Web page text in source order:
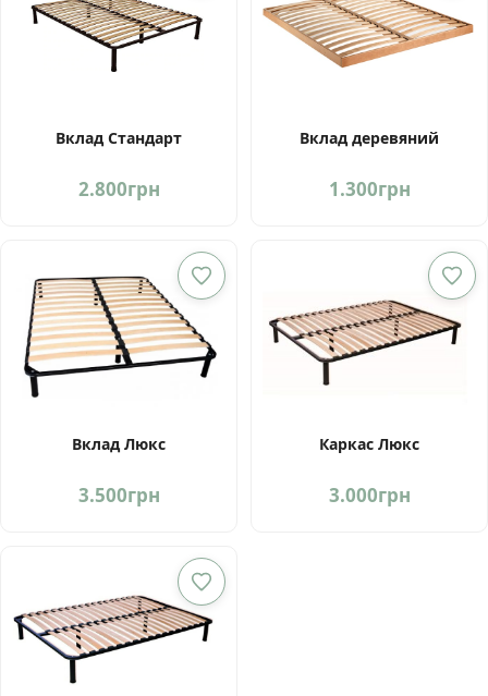
Вклад Стандарт
2.800грн
Вклад деревяний
1.300грн
Вклад Люкс
3.500грн
Каркас Люкс
3.000грн